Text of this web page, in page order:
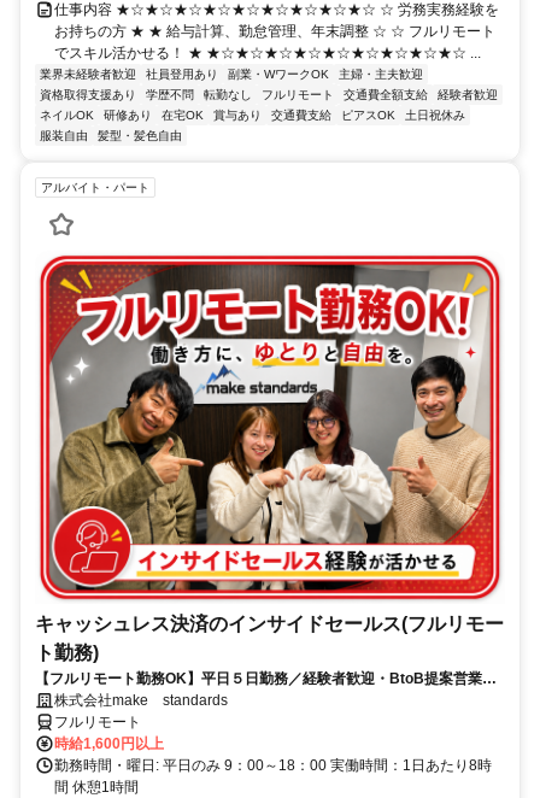
仕事内容 ★☆★☆★☆★☆★☆★☆★☆★☆★☆ ☆ 労務実務経験を
お持ちの方 ★ ★ 給与計算、勤怠管理、年末調整 ☆ ☆ フルリモート
でスキル活かせる！ ★ ★☆★☆★☆★☆★☆★☆★☆★☆★☆ ...
業界未経験者歓迎 社員登用あり 副業・WワークOK
主婦・主夫歓迎
資格取得支援あり
学歴不問 転勤なし フルリモート 交通費全額支給
経験者歓迎
ネイルOK
研修あり 在宅OK 賞与あり 交通費支給 ピアスOK
土日祝休み
服装自由
髪型・髪色自由
アルバイト・パート
キャッシュレス決済のインサイドセールス(フルリモー
ト勤務)
【フルリモート勤務OK】平日５日勤務／経験者歓迎・BtoB提案営業で
スキルアップ
株式会社make standards
フルリモート
時給1,600円以上
勤務時間・曜日: 平日のみ 9：00～18：00 実働時間：1日あたり8時
間 休憩1時間